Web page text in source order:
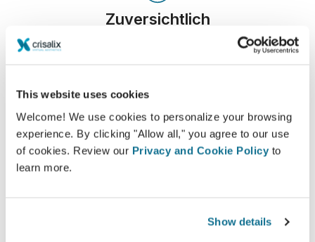
This website uses cookies
Welcome! We use cookies to personalize your browsing
experience. By clicking "Allow all," you agree to our use
of cookies. Review our Privacy and Cookie Policy to
learn more.
Show details
Zuversichtlich
Patienten treffen leichter eine Entscheidung,
Operation zu sein, nachdem sie vor dem Eingriff